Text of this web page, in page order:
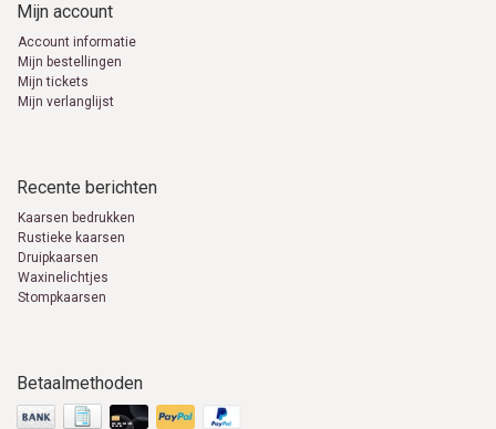
Mijn account
Account informatie
Mijn bestellingen
Mijn tickets
Mijn verlanglijst
Recente berichten
Kaarsen bedrukken
Rustieke kaarsen
Druipkaarsen
Waxinelichtjes
Stompkaarsen
Betaalmethoden